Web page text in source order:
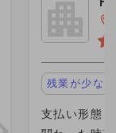
残業が少ない
支払い形態